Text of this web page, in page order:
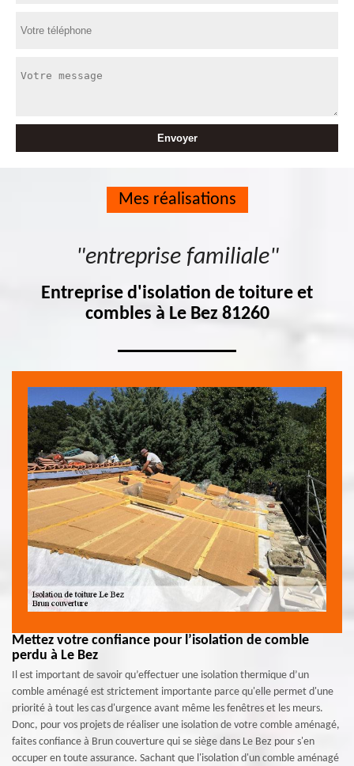
Mes réalisations
"entreprise familiale"
Entreprise d'isolation de toiture et
combles à Le Bez 81260
Mettez votre confiance pour l’isolation de comble
perdu à Le Bez
Il est important de savoir qu’effectuer une isolation thermique d’un
comble aménagé est strictement importante parce qu'elle permet d'une
priorité à tout les cas d'urgence avant même les fenêtres et les meurs.
Donc, pour vos projets de réaliser une isolation de votre comble aménagé,
faites confiance à Brun couverture qui se siège dans Le Bez pour s'en
occuper en toute assurance. Sachant que l'isolation d'un comble aménagé